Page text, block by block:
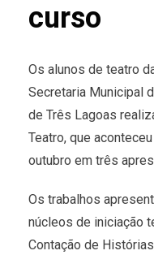
curso
Os alunos de teatro
Secretaria Municipal
de Três Lagoas
Teatro, que
outubro em três
Os trabalhos
núcleos de iniciação
Contação de